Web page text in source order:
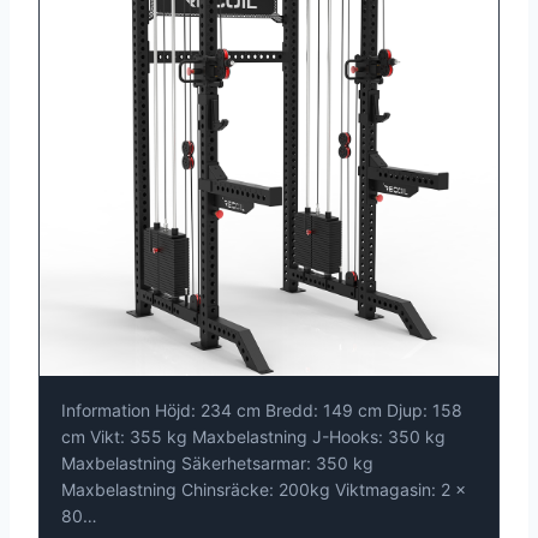
Information Höjd: 234 cm Bredd: 149 cm Djup: 158
cm Vikt: 355 kg Maxbelastning J-Hooks: 350 kg
Maxbelastning Säkerhetsarmar: 350 kg
Maxbelastning Chinsräcke: 200kg Viktmagasin: 2 x
80…